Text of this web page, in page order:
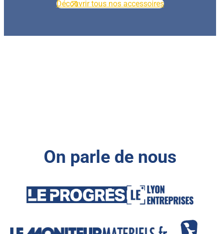
Découvrir tous nos accessoires
On parle de nous